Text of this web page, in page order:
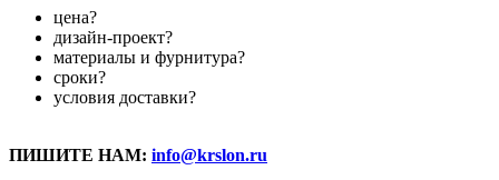
цена?
дизайн-проект?
материалы и фурнитура?
сроки?
условия доставки?
ПИШИТЕ НАМ: info@krslon.ru